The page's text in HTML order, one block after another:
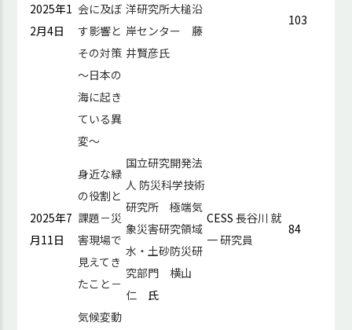
2025年1
2月4日
会に及ぼ
す影響と
その対策
～日本の
海に起き
ている異
変～
洋研究所大槌沿
岸センター 藤
井賢彦氏
103
2025年7
月11日
身近な緑
の役割と
課題－災
害現場で
見えてき
たこと－
国立研究開発法
人 防災科学技術
研究所 極端気
象災害研究領域
水・土砂防災研
究部門 横山
仁 氏
CESS長谷川 就
一 研究員
84
気候変動